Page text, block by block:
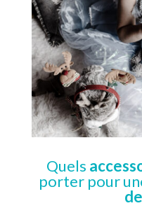
Quels
porter pour